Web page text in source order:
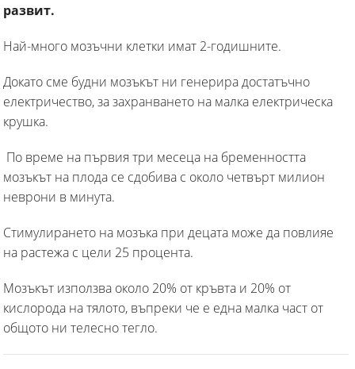
развит.
Най-много мозъчни клетки имат 2-годишните.
Докато сме будни мозъкът ни генерира достатъчно
електричество, за захранването на малка електрическа
крушка.
По време на първия три месеца на бременността
мозъкът на плода се сдобива с около четвърт милион
неврони в минута.
Стимулирането на мозъка при децата може да повлияе
на растежа с цели 25 процента.
Мозъкът използва около 20% от кръвта и 20% от
кислорода на тялото, въпреки че е една малка част от
общото ни телесно тегло.